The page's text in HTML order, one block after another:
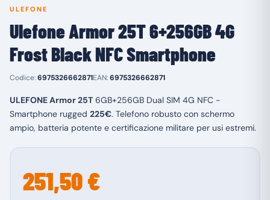
ULEFONE
Ulefone Armor 25T 6+256GB 4G
Frost Black NFC Smartphone
Codice:6975326662871EAN:6975326662871
ULEFONE Armor 25T 6GB+256GB Dual SIM 4G NFC -
Smartphone rugged 225€. Telefono robusto con schermo
ampio, batteria potente e certificazione militare per usi estremi.
251,50 €